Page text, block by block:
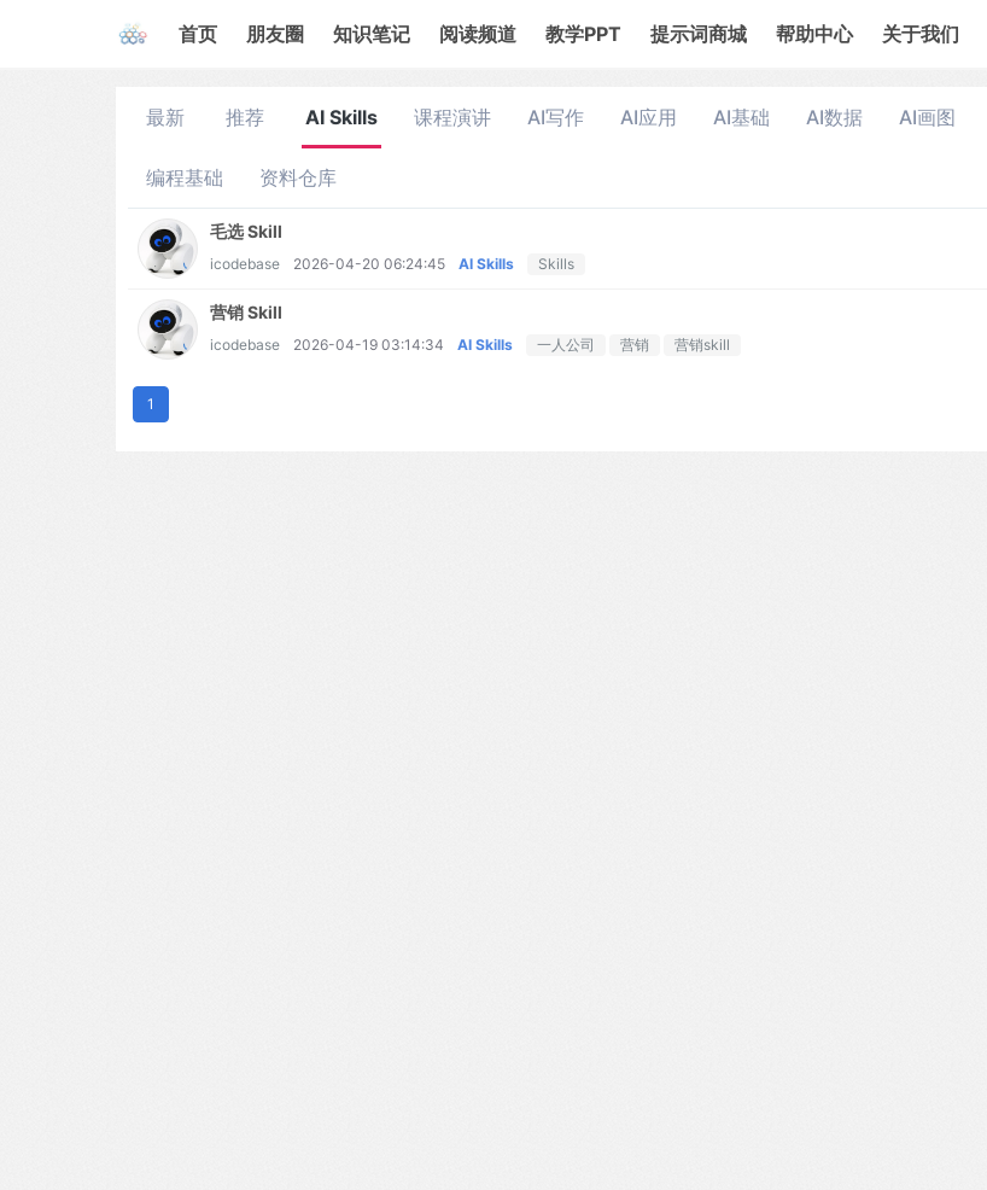
首页 朋友圈 知识笔记 阅读频道 教学PPT 提示词商城 帮助中心 关于我们
最新 推荐 AI Skills 课程演讲 AI写作 AI应用 AI基础 AI数据 AI画图
编程基础 资料仓库
毛选 Skill
icodebase 2026-04-20 06:24:45 AI Skills Skills
营销 Skill
icodebase 2026-04-19 03:14:34 AI Skills 一人公司 营销 营销skill
1